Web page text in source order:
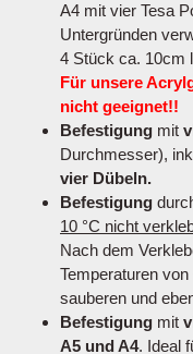
A4 mit vier Tesa
Untergründen
4 Stück ca. 10cm
Für unsere
nicht geeignet!!
Befestigung mit
Durchmesser),
vier Dübeln.
Befestigung
10 °C nicht
Nach dem
Temperaturen
sauberen und
Befestigung mit
A5 und A4. Ideal